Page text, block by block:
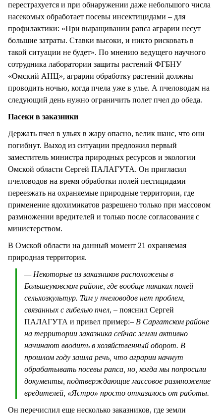
перестрахуется и при обнаружении даже небольшого числа
насекомых обработает посевы инсектицидами – для
профилактики: «При выращивании рапса аграрии несут
большие затраты. Ставки высоки, и никто рисковать в
такой ситуации не будет». По мнению ведущего научного
сотрудника лаборатории защиты растений ФГБНУ
«Омский АНЦ», аграрии обработку растений должны
проводить ночью, когда пчела уже в улье. А пчеловодам на
следующий день нужно ограничить полет пчел до обеда.
Пасеки в заказники
Держать пчел в ульях в жару опасно, велик шанс, что они
погибнут. Выход из ситуации предложил первый
заместитель министра природных ресурсов и экологии
Омской области Сергей ПАЛАГУТА. Он пригласил
пчеловодов на время обработки полей пестицидами
переезжать на охраняемые природные территории, где
применение ядохимикатов разрешено только при массовом
размножении вредителей и только после согласования с
министерством.
В Омской области на данный момент 21 охраняемая
природная территория.
— Некоторые из заказников расположены в
Большеуковском районе, где вообще никаких полей
сельхозкультур. Там у пчеловодов нет проблем,
связанных с гибелью пчел, – пояснил Сергей
ПАЛАГУТА и привел пример:– В Саргатском районе
на территории заказника сейчас земли активно
начинают вводить в хозяйственный оборот. В
прошлом году зашла речь, что аграрии начнут
обрабатывать посевы рапса, но, когда мы попросили
документы, подтверждающие массовое размножение
вредителей, «Ястро» просто отказалось от работы.
Он перечислил еще несколько заказников, где земли